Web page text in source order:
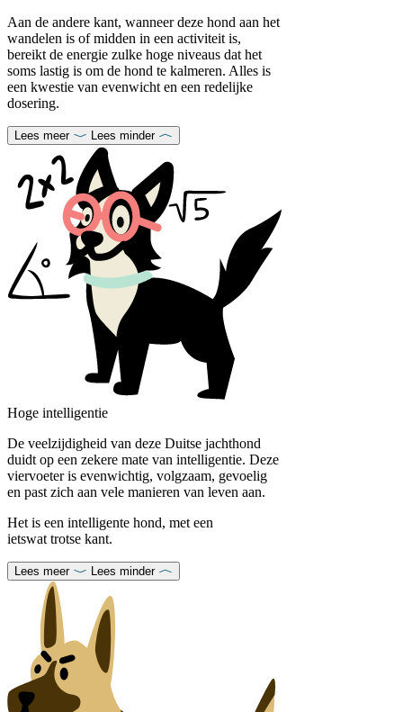
Aan de andere kant, wanneer deze hond aan het
wandelen is of midden in een activiteit is,
bereikt de energie zulke hoge niveaus dat het
soms lastig is om de hond te kalmeren. Alles is
een kwestie van evenwicht en een redelijke
dosering.
Lees meer Lees minder
Hoge intelligentie
De veelzijdigheid van deze Duitse jachthond
duidt op een zekere mate van intelligentie. Deze
viervoeter is evenwichtig, volgzaam, gevoelig
en past zich aan vele manieren van leven aan.
Het is een intelligente hond, met een
ietswat trotse kant.
Lees meer Lees minder